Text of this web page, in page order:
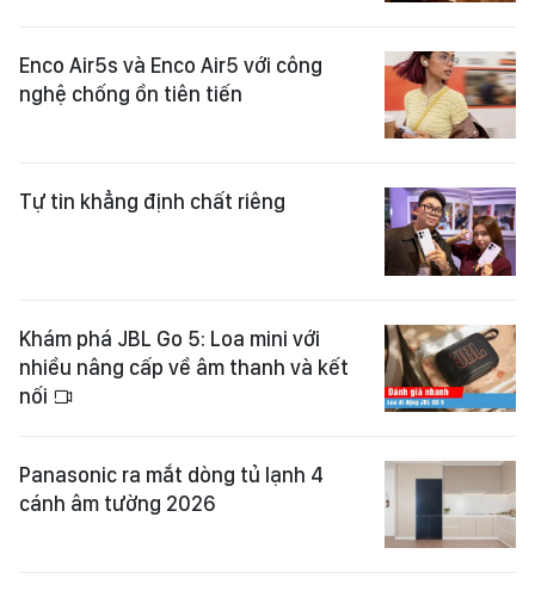
Enco Air5s và Enco Air5 với công
nghệ chống ồn tiên tiến
Tự tin khẳng định chất riêng
Khám phá JBL Go 5: Loa mini với
nhiều nâng cấp về âm thanh và kết
nối
Panasonic ra mắt dòng tủ lạnh 4
cánh âm tường 2026